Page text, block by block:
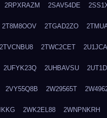
2RPXRAZM 2SAV54DE
2T8M8OOV 2TGAD2ZO
2TVCNBU8 2TWC2CET
2UFYK23Q 2UHBAVSU
2VY55Q8B 2W29565T
2WK2EL88 2WNPNKRH